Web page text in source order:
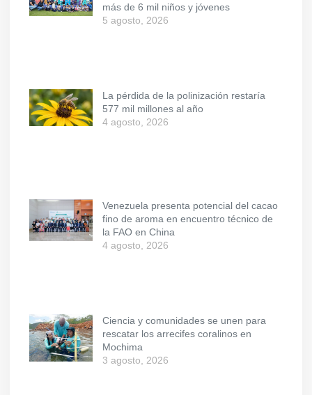
más de 6 mil niños y jóvenes
5 agosto, 2026
La pérdida de la polinización restaría
577 mil millones al año
4 agosto, 2026
Venezuela presenta potencial del cacao
fino de aroma en encuentro técnico de
la FAO en China
4 agosto, 2026
Ciencia y comunidades se unen para
rescatar los arrecifes coralinos en
Mochima
3 agosto, 2026